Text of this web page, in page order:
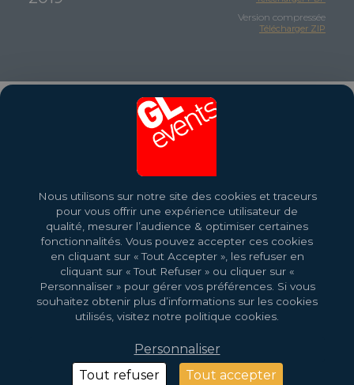
Version compressée
Télécharger ZIP
PROCHAINS RENDEZ-
2026 droits d'auteur © GL events Design parSaentys
Nous utilisons sur notre site des cookies et traceurs
pour vous offrir une expérience utilisateur de
qualité, mesurer l’audience & optimiser certaines
fonctionnalités. Vous pouvez accepter ces cookies
en cliquant sur « Tout Accepter », les refuser en
cliquant sur « Tout Refuser » ou cliquer sur «
Personnaliser » pour gérer vos préférences. Si vous
souhaitez obtenir plus d’informations sur les cookies
utilisés, visitez notre politique cookies.
Tout accepter
Tout refuser
Personnaliser